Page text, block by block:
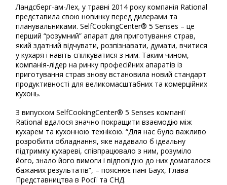
Ландсберг-ам-Лех, у травні 2014 року компанія Rational
представила свою новинку перед дилерами та
планувальниками. SelfCookingCenter® 5 Senses – це
перший “розумний” апарат для приготування страв,
який здатний відчувати, розпізнавати, думати, вчитися
у кухаря і навіть спілкуватися з ним. Таким чином,
компанія-лідер на ринку професійних апаратів із
приготування страв знову встановила новий стандарт
продуктивності для великомасштабних та комерційних
кухонь.
З випуском SelfCookingCenter® 5 Senses компанії
Rational вдалося значно покращити взаємодію між
кухарем та кухонною технікою. “Для нас було важливо
розробити обладнання, яке надавало б ідеальну
підтримку кухареві, співпрацювало з ним, розуміло
його, знало його вимоги і відповідно до них домагалося
бажаних результатів”, – пояснює пані Баух, Глава
Представництва в Росії та СНД.